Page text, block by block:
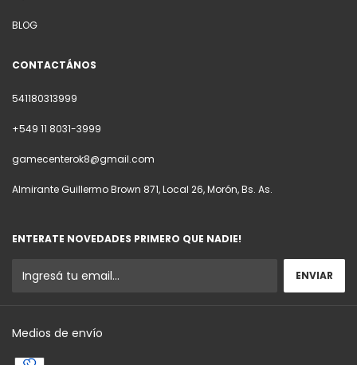
BLOG
CONTACTÁNOS
541180313999
+549 11 8031-3999
gamecenterok8@gmail.com
Almirante Guillermo Brown 871, Local 26, Morón, Bs. As.
ENTERATE NOVEDADES PRIMERO QUE NADIE!
Medios de envío